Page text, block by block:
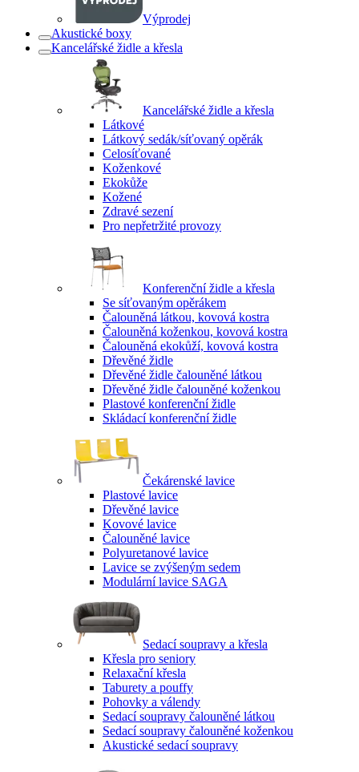
Výprodej
Akustické boxy
Kancelářské židle a křesla
Kancelářské židle a křesla
Látkové
Látkový sedák/síťovaný opěrák
Celosíťované
Koženkové
Ekokůže
Kožené
Zdravé sezení
Pro nepřetržité provozy
Konferenční židle a křesla
Se síťovaným opěrákem
Čalouněná látkou, kovová kostra
Čalouněná koženkou, kovová kostra
Čalouněná ekokůží, kovová kostra
Dřevěné židle
Dřevěné židle čalouněné látkou
Dřevěné židle čalouněné koženkou
Plastové konferenční židle
Skládací konferenční židle
Čekárenské lavice
Plastové lavice
Dřevěné lavice
Kovové lavice
Čalouněné lavice
Polyuretanové lavice
Lavice se zvýšeným sedem
Modulární lavice SAGA
Sedací soupravy a křesla
Křesla pro seniory
Relaxační křesla
Taburety a pouffy
Pohovky a válendy
Sedací soupravy čalouněné látkou
Sedací soupravy čalouněné koženkou
Akustické sedací soupravy